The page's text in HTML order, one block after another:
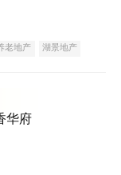
老地产
湖景地产
华府